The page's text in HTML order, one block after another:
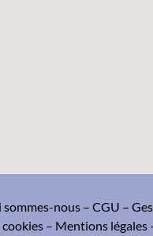
sommes-nous– CGU –
cookies – Mentions légales